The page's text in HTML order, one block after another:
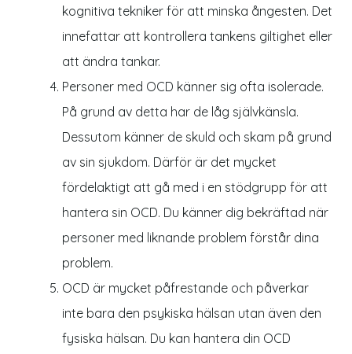
kognitiva tekniker för att minska ångesten. Det
innefattar att kontrollera tankens giltighet eller
att ändra tankar.
Personer med OCD känner sig ofta isolerade.
På grund av detta har de låg självkänsla.
Dessutom känner de skuld och skam på grund
av sin sjukdom. Därför är det mycket
fördelaktigt att gå med i en stödgrupp för att
hantera sin OCD. Du känner dig bekräftad när
personer med liknande problem förstår dina
problem.
OCD är mycket påfrestande och påverkar
inte bara den psykiska hälsan utan även den
fysiska hälsan. Du kan hantera din OCD